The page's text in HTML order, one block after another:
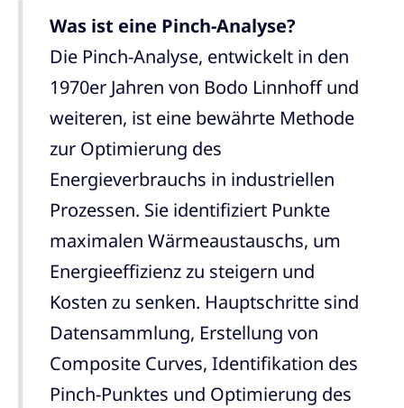
Was ist eine Pinch-Analyse?
Die Pinch-Analyse, entwickelt in den
1970er Jahren von Bodo Linnhoff und
weiteren, ist eine bewährte Methode
zur Optimierung des
Energieverbrauchs in industriellen
Prozessen. Sie identifiziert Punkte
maximalen Wärmeaustauschs, um
Energieeffizienz zu steigern und
Kosten zu senken. Hauptschritte sind
Datensammlung, Erstellung von
Composite Curves, Identifikation des
Pinch-Punktes und Optimierung des